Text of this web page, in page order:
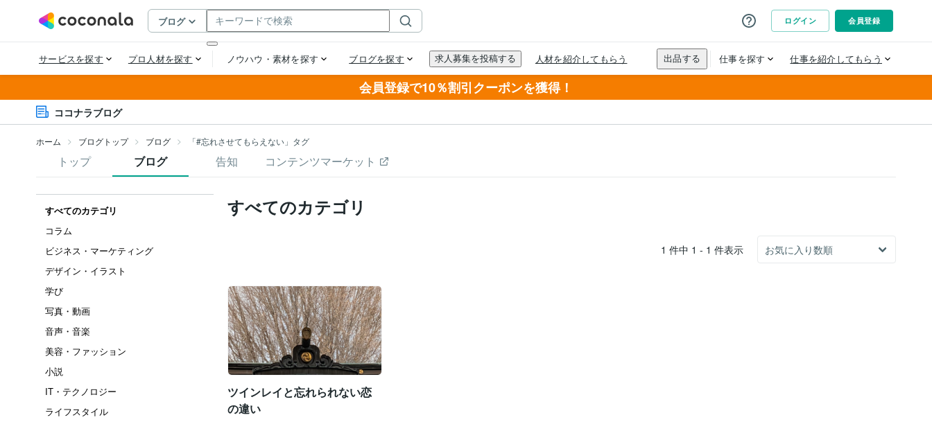
会員登録で10％割引クーポンを獲得！
ココナラブログ
ホーム ブログトップ ブログ 「#忘れさせてもらえない」タグ
トップ ブログ 告知 コンテンツマーケット
すべてのカテゴリ
コラム
ビジネス・マーケティング
デザイン・イラスト
学び
写真・動画
音声・音楽
美容・ファッション
小説
IT・テクノロジー
ライフスタイル
すべてのカテゴリ
1 件中 1 - 1 件表示
ツインレイと忘れられない恋
の違い